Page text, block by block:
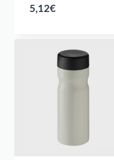
5,12€